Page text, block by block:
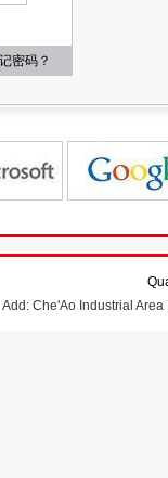
密码？
Add: Che'Ao Industrial